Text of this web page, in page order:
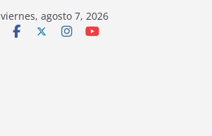
viernes, agosto 7, 2026